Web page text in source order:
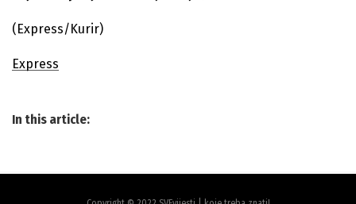
(Express/Kurir)
Express
In this article: